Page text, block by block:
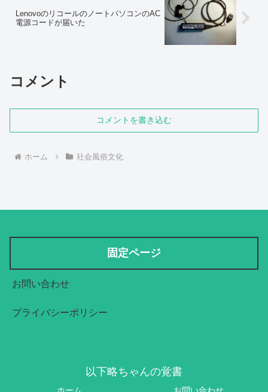
LenovoのリコールのノートパソコンのAC
電源コードが届いた
コメント
コメントを書き込む
ホーム 社会風俗文化
固定ページ
お問い合わせ
プライバシーポリシー
以下略ちゃんの覚書
ホーム お問い合わせ